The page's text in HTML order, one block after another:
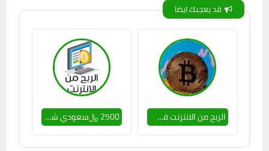
قد يعجبك ايضا
الربح من الانترنت في الوطن العربي 2500 ﷼سعودي شهرياً